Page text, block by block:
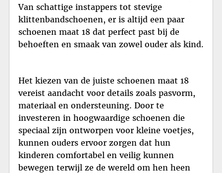
Van schattige instappers tot stevige
klittenbandschoenen, er is altijd een paar
schoenen maat 18 dat perfect past bij de
behoeften en smaak van zowel ouder als kind.
Het kiezen van de juiste schoenen maat 18
vereist aandacht voor details zoals pasvorm,
materiaal en ondersteuning. Door te
investeren in hoogwaardige schoenen die
speciaal zijn ontworpen voor kleine voetjes,
kunnen ouders ervoor zorgen dat hun
kinderen comfortabel en veilig kunnen
bewegen terwijl ze de wereld om hen heen